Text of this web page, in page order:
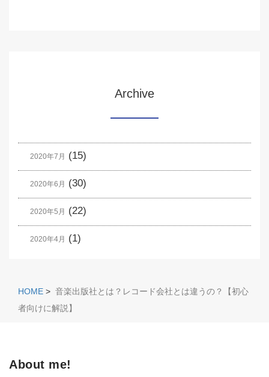
Archive
2020年7月 (15)
2020年6月 (30)
2020年5月 (22)
2020年4月 (1)
HOME > 音楽出版社とは？レコード会社とは違うの？【初心
者向けに解説】
About me!